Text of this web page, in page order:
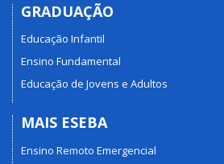
GRADUAÇÃO
Educação Infantil
Ensino Fundamental
Educação de Jovens e Adultos
MAIS ESEBA
Ensino Remoto Emergencial